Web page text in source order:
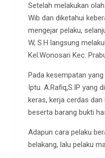
Setelah melakukan
Wib dan diketahui
mengejar pelaku,
W, S.H langsung
Kel.Wonosari Kec.
Pada kesempatan
Iptu. A.Rafiq,S.IP yang
keras, kerja cerdas
beserta barang bukti
Adapun cara pelaku
belakang, lalu pelaku